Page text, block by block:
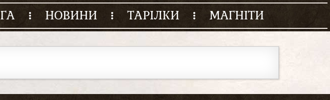
НОВИНИ ТАРІЛКИ МАГНІТИ